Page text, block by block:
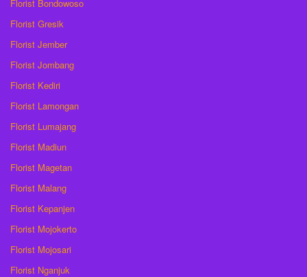
Florist Bondowoso
Florist Gresik
Florist Jember
Florist Jombang
Florist Kediri
Florist Lamongan
Florist Lumajang
Florist Madiun
Florist Magetan
Florist Malang
Florist Kepanjen
Florist Mojokerto
Florist Mojosari
Florist Nganjuk